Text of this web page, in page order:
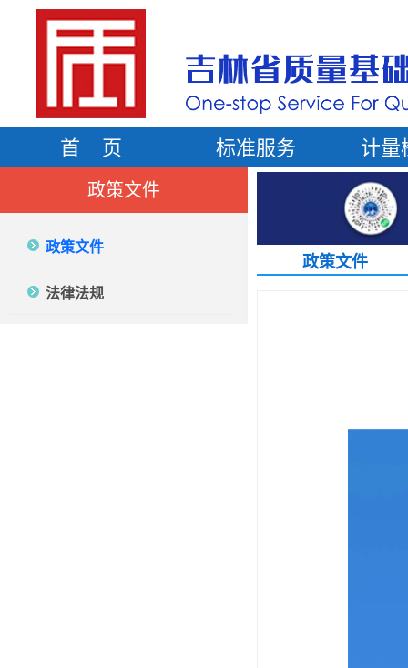
首 页 标准服务 计量
政策文件
政策文件
法律法规
政策文件